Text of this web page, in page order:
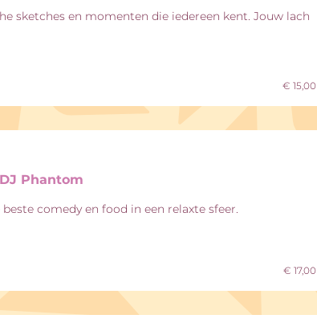
sketches en momenten die iedereen kent. Jouw lach
€ 15,00
Phantom
comedy en food in een relaxte sfeer.
€ 17,00